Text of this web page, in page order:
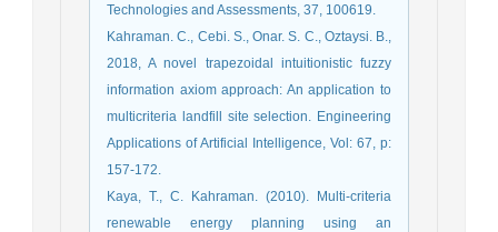
Technologies and Assessments, 37, 100619.
Kahraman. C., Cebi. S., Onar. S. C., Oztaysi. B.,
2018, A novel trapezoidal intuitionistic fuzzy
information axiom approach: An application to
multicriteria landfill site selection. Engineering
Applications of Artificial Intelligence, Vol: 67, p:
157-172.
Kaya, T., C. Kahraman. (2010). Multi-criteria
renewable energy planning using an